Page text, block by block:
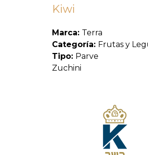
Kiwi
Marca: Terra
Categoría: Frutas y
Tipo: Parve
Zuchini